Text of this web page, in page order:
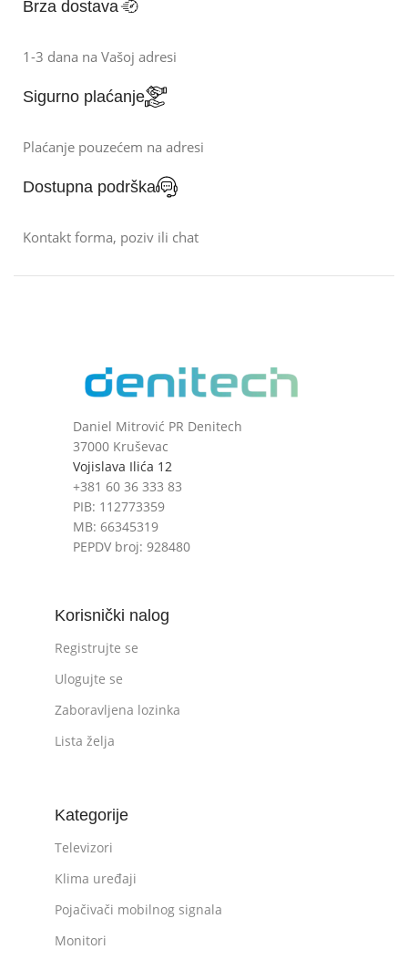
Brza dostava
1-3 dana na Vašoj adresi
Sigurno plaćanje
Plaćanje pouzećem na adresi
Dostupna podrška
Kontakt forma, poziv ili chat
Daniel Mitrović PR Denitech
37000 Kruševac
Vojislava Ilića 12
+381 60 36 333 83
PIB: 112773359
MB: 66345319
PEPDV broj: 928480
Korisnički nalog
Registrujte se
Ulogujte se
Zaboravljena lozinka
Lista želja
Kategorije
Televizori
Klima uređaji
Pojačivači mobilnog signala
Monitori